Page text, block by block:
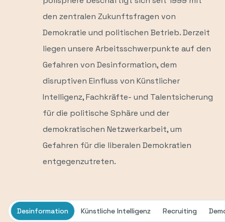
den zentralen Zukunftsfragen von
Demokratie und politischen Betrieb. Derzeit
liegen unsere Arbeitsschwerpunkte auf den
Gefahren von Desinformation, dem
disruptiven Einfluss von Künstlicher
Intelligenz, Fachkräfte- und Talentsicherung
für die politische Sphäre und der
demokratischen Netzwerkarbeit, um
Gefahren für die liberalen Demokratien
entgegenzutreten.
Desinformation Künstliche Intelligenz Recruiting